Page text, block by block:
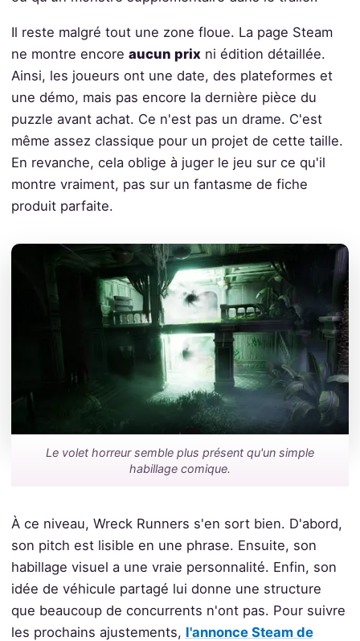
Il reste malgré tout une zone floue. La page Steam
ne montre encore aucun prix ni édition détaillée.
Ainsi, les joueurs ont une date, des plateformes et
une démo, mais pas encore la dernière pièce du
puzzle avant achat. Ce n'est pas un drame. C'est
même assez classique pour un projet de cette taille.
En revanche, cela oblige à juger le jeu sur ce qu'il
montre vraiment, pas sur un fantasme de fiche
produit parfaite.
Le volet horreur semble plus présent qu'un simple
habillage comique.
À ce niveau, Wreck Runners s'en sort bien. D'abord,
son pitch est lisible en une phrase. Ensuite, son
habillage visuel a une vraie personnalité. Enfin, son
idée de véhicule partagé lui donne une structure
que beaucoup de concurrents n'ont pas. Pour suivre
les prochains ajustements, l'annonce Steam de